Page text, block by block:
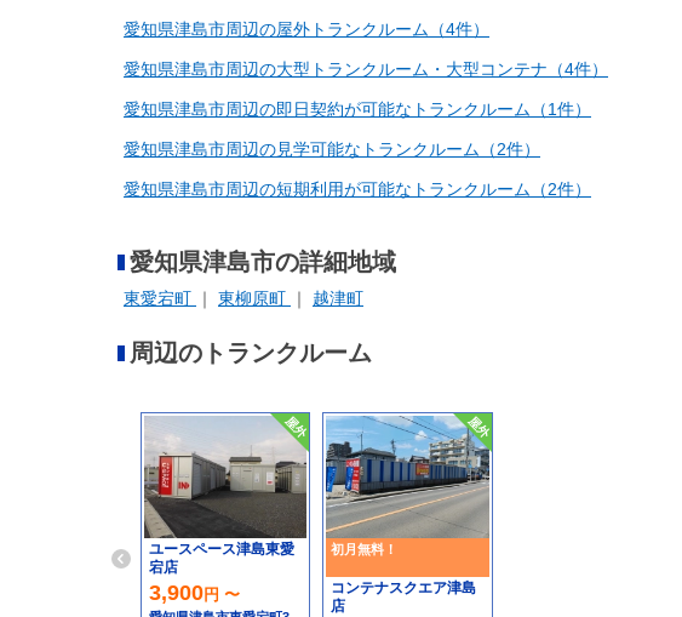
愛知県津島市周辺の屋外トランクルーム（4件）
愛知県津島市周辺の大型トランクルーム・大型コンテナ（4件）
愛知県津島市周辺の即日契約が可能なトランクルーム（1件）
愛知県津島市周辺の見学可能なトランクルーム（2件）
愛知県津島市周辺の短期利用が可能なトランクルーム（2件）
愛知県津島市の詳細地域
東愛宕町 東柳原町 越津町
周辺のトランクルーム
ユースペース津島東愛
宕店
3,900円 〜
初月無料！
コンテナスクエア津島
店